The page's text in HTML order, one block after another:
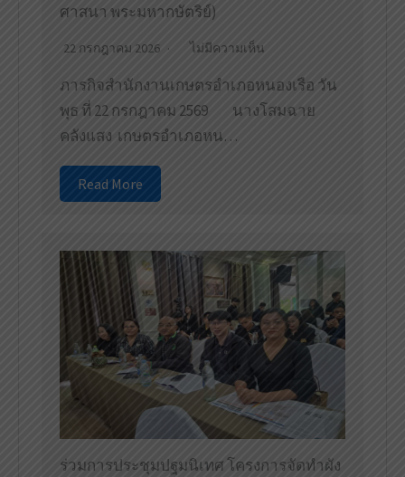
ศาสนา พระมหากษัตริย์)
22 กรกฎาคม 2026 ไม่มีความเห็น
ภารกิจสำนักงานเกษตรอำเภอหนองเรือ วัน
พุธ ที่ 22 กรกฎาคม 2569 นางโสมฉาย
คลังแสง เกษตรอำเภอหน…
Read More
ร่วมการประชุมปฐมนิเทศ โครงการจัดทำผัง